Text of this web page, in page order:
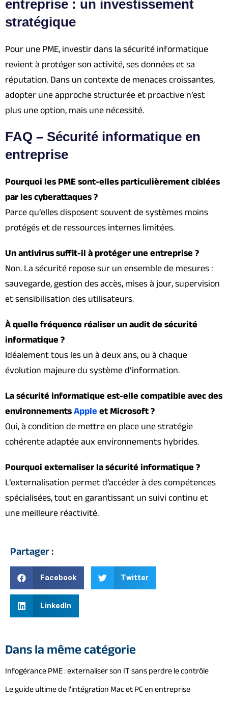
entreprise : un investissement
stratégique
Pour une PME, investir dans la sécurité informatique
revient à protéger son activité, ses données et sa
réputation. Dans un contexte de menaces croissantes,
adopter une approche structurée et proactive n’est
plus une option, mais une nécessité.
FAQ – Sécurité informatique en
entreprise
Pourquoi les PME sont-elles particulièrement ciblées
par les cyberattaques ?
Parce qu’elles disposent souvent de systèmes moins
protégés et de ressources internes limitées.
Un antivirus suffit-il à protéger une entreprise ?
Non. La sécurité repose sur un ensemble de mesures :
sauvegarde, gestion des accès, mises à jour, supervision
et sensibilisation des utilisateurs.
À quelle fréquence réaliser un audit de sécurité
informatique ?
Idéalement tous les un à deux ans, ou à chaque
évolution majeure du système d’information.
La sécurité informatique est-elle compatible avec des
environnements Apple et Microsoft ?
Oui, à condition de mettre en place une stratégie
cohérente adaptée aux environnements hybrides.
Pourquoi externaliser la sécurité informatique ?
L’externalisation permet d’accéder à des compétences
spécialisées, tout en garantissant un suivi continu et
une meilleure réactivité.
Partager :
Facebook Twitter
LinkedIn
Dans la même catégorie
Infogérance PME : externaliser son IT sans perdre le contrôle
Le guide ultime de l’intégration Mac et PC en entreprise